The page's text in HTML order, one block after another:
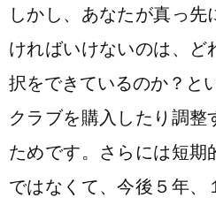
しかし、あなたが真っ
ければいけないのは、ど
択をできているのか？と
クラブを購入したり調整
ためです。さらには短期
ではなくて、今後５年、